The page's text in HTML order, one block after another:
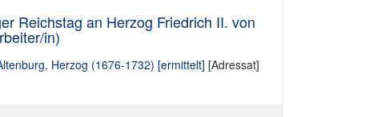
Reichstag an Herzog Friedrich II. von
in)
Herzog (1676-1732) [ermittelt] [Adressat]